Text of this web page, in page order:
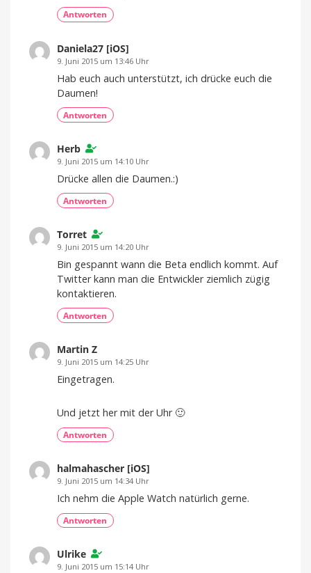
Antworten
Daniela27 [iOS]
9. Juni 2015 um 13:46 Uhr
Hab euch auch unterstützt, ich drücke euch die
Daumen!
Antworten
Herb
9. Juni 2015 um 14:10 Uhr
Drücke allen die Daumen.:)
Antworten
Torret
9. Juni 2015 um 14:20 Uhr
Bin gespannt wann die Beta endlich kommt. Auf
Twitter kann man die Entwickler ziemlich zügig
kontaktieren.
Antworten
Martin Z
9. Juni 2015 um 14:25 Uhr
Eingetragen.
Und jetzt her mit der Uhr 🙂
Antworten
halmahascher [iOS]
9. Juni 2015 um 14:34 Uhr
Ich nehm die Apple Watch natürlich gerne.
Antworten
Ulrike
9. Juni 2015 um 15:14 Uhr